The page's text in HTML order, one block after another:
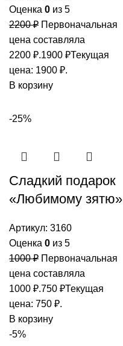
Оценка 0 из 5
2200₽ Первоначальная
цена составляла
2200 ₽.1900 ₽Текущая
цена: 1900 ₽.
В корзину
-25%
Сладкий подарок
«Любимому зятю»
Артикул: 3160
Оценка 0 из 5
1000₽ Первоначальная
цена составляла
1000 ₽.750 ₽Текущая
цена: 750 ₽.
В корзину
-5%